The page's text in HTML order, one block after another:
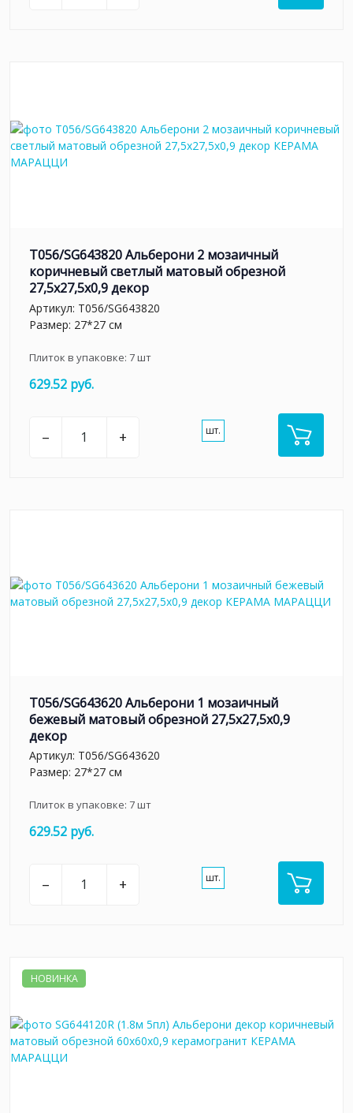
T056/SG643820 Альберони 2 мозаичный
коричневый светлый матовый обрезной
27,5x27,5x0,9 декор
Артикул: T056/SG643820
Размер: 27*27 см
Плиток в упаковке: 7шт
629.52 руб.
– + шт.
T056/SG643620 Альберони 1 мозаичный
бежевый матовый обрезной 27,5x27,5x0,9
декор
Артикул: T056/SG643620
Размер: 27*27 см
Плиток в упаковке: 7шт
629.52 руб.
– + шт.
НОВИНКА